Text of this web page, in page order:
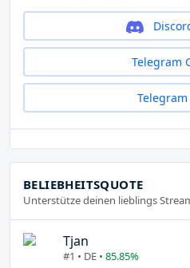
Telegram
BELIEBHEITSQUOTE
Unterstütze deinen lieblings
Tjan
#1 • DE • 85.85%